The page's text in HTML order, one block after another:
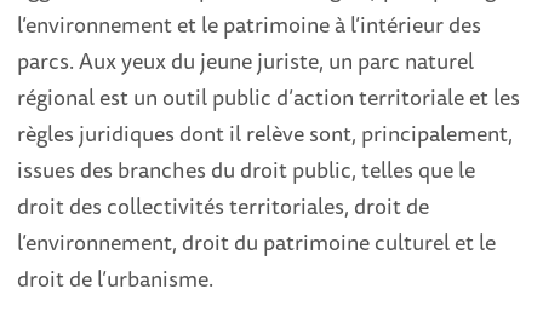
l’environnement et le patrimoine à l’intérieur des
parcs. Aux yeux du jeune juriste, un parc naturel
régional est un outil public d’action territoriale et les
règles juridiques dont il relève sont, principalement,
issues des branches du droit public, telles que le
droit des collectivités territoriales, droit de
l’environnement, droit du patrimoine culturel et le
droit de l’urbanisme.